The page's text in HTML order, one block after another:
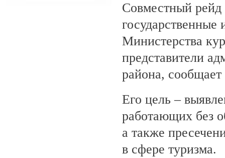
Совместный рейд
государственные
Министерства
представители
района,
Его цель –
работающих без
а также
в сфере туризма.